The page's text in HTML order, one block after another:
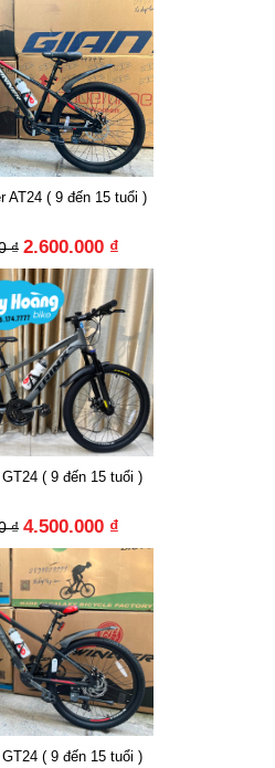
AT24 ( 9 đến 15 tuổi )
₫ 2.600.000 ₫
( 9 đến 15 tuổi )
₫ 4.500.000 ₫
( 9 đến 15 tuổi )